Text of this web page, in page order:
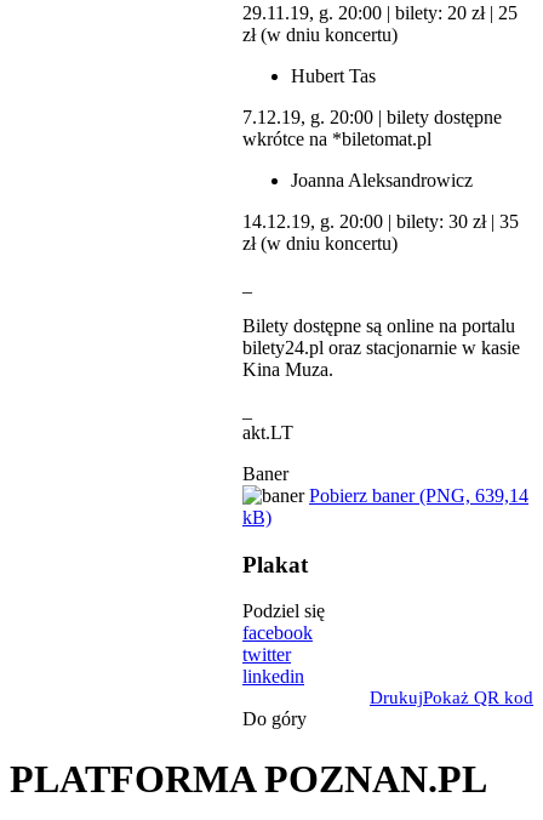
29.11.19, g. 20:00 | bilety: 20 zł | 25
zł (w dniu koncertu)
Hubert Tas
7.12.19, g. 20:00 | bilety dostępne
wkrótce na *biletomat.pl
Joanna Aleksandrowicz
14.12.19, g. 20:00 | bilety: 30 zł | 35
zł (w dniu koncertu)
Bilety dostępne są online na portalu
bilety24.pl oraz stacjonarnie w kasie
Kina Muza.
akt.LT
Baner
Pobierz baner (PNG, 639,14
kB)
Plakat
Podziel się
facebook
twitter
linkedin
DrukujPokaż QR kod
Do góry
PLATFORMA POZNAN.PL